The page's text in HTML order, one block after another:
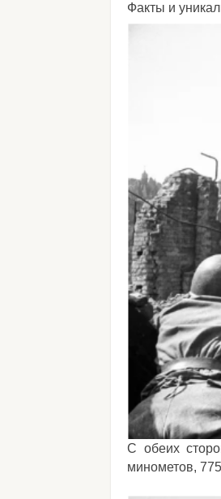
Факты и
С обеих
минометов,